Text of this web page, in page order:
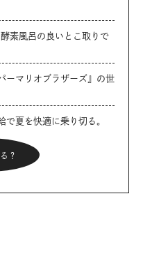
素風呂の良いとこ取りで
ーマリオブラザーズ』の世
夏を快適に乗り切る。
？